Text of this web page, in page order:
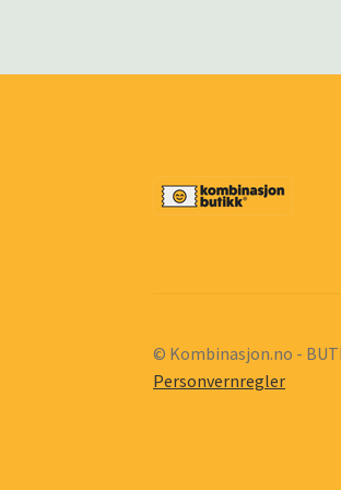
© Kombinasjon.no -
Personvernregler